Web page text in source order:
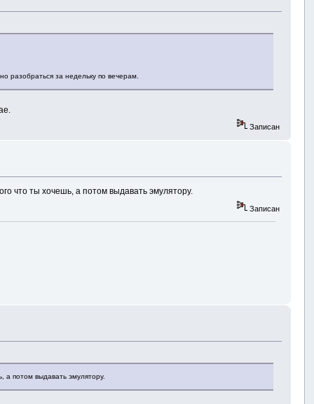
разобраться за недельку по вечерам.
Записан
что ты хочешь, а потом выдавать эмулятору.
Записан
а потом выдавать эмулятору.